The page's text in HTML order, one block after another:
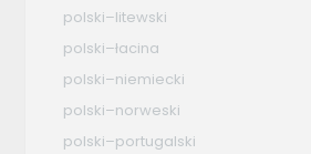
polski–litewski
polski–łacina
polski–niemiecki
polski–norweski
polski–portugalski